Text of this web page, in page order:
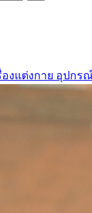
องแต่งกาย อุปกร